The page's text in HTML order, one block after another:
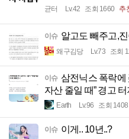
균터 Lv.42 조회 1660 추
이슈 알고도 빼주고,
왜구김당 Lv.73 조회
이슈 삼전닉스 폭락에
자산 줄일 때” 경고 터
Earth Lv.96 조회 1408
이슈 이게.. 10년..?